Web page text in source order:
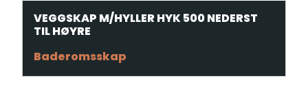
VEGGSKAP M/HYLLER HYK 500 NEDERST
TIL HØYRE
Baderomsskap